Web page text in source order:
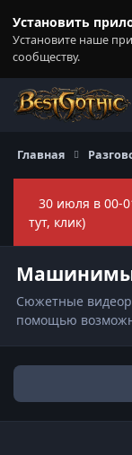
Установить
Установите наше
сообществу.
Главная
30 июля в 00-
тут, клик)
Сюжетные
помощью